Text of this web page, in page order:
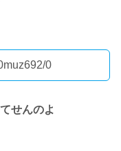
0
せんのよ